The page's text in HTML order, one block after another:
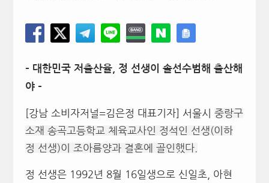
– 대한민국 저출산율, 정 선생이 솔선수범해 출산해
야 –
[강남 소비자저널=김은정 대표기자] 서울시 중랑구
소재 송곡고등학교 체육교사인 정석인 선생(이하
정 선생)이 조아름양과 결혼에 골인했다.
정 선생은 1992년 8월 16일생으로 신일초, 아현